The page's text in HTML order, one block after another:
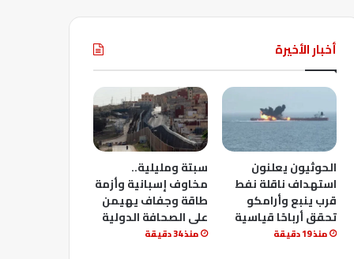
أخبار الأخيرة
الحوثيون يعلنون
استهداف ناقلة نفط
قرب ينبع وأرامكو
تحقق أرباحًا قياسية
منذ 19 دقيقة
سبتة ومليلية..
مخاوف إسبانية وأزمة
طاقة وجفاف يهيمن
على الصحافة الدولية
منذ 34 دقيقة